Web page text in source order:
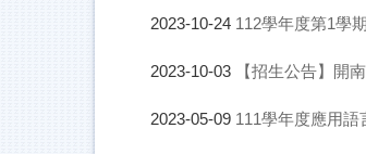
2023-10-24 112學年度第1學
2023-10-03 【招生公告】開
2023-05-09 111學年度應用